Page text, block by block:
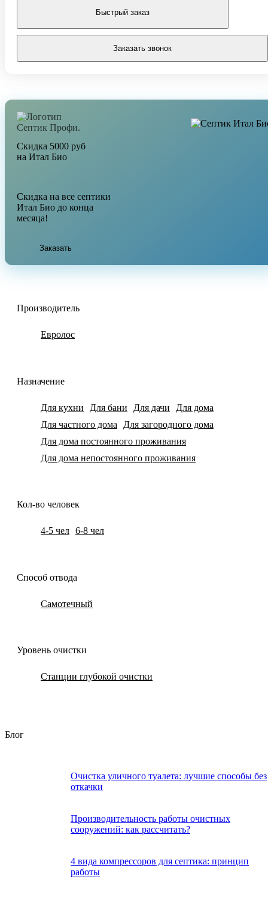
Быстрый заказ
Заказать звонок
Скидка 5000 руб
на Итал Био
Скидка на все септики
Итал Био до конца
месяца!
Заказать
Производитель
Евролос
Назначение
Для кухни Для бани Для дачи
Для дома
Для частного дома
Для загородного дома
Для дома постоянного проживания
Для дома непостоянного проживания
Кол-во человек
4-5 чел 6-8 чел
Способ отвода
Самотечный
Уровень очистки
Станции глубокой очистки
Блог
Очистка уличного туалета: лучшие способы без
откачки
Производительность работы очистных
сооружений: как рассчитать?
4 вида компрессоров для септика: принцип
работы